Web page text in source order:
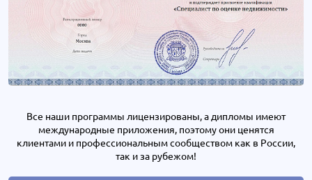
Все наши программы лицензированы, а дипломы имеют
международные приложения, поэтому они ценятся
клиентами и профессиональным сообществом как в России,
так и за рубежом!